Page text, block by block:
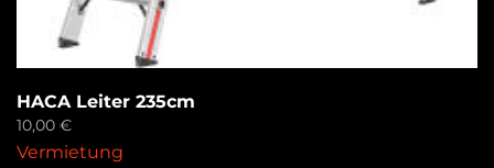
HACA Leiter 235cm
10,00 €
Vermietung